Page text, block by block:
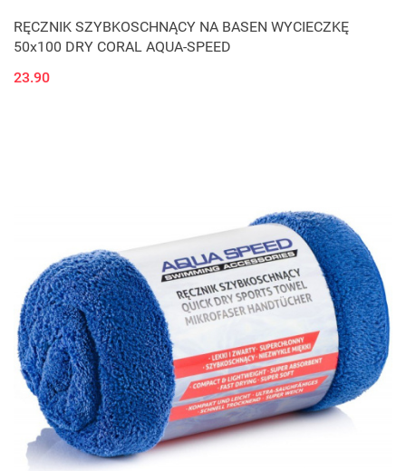
RĘCZNIK SZYBKOSCHNĄCY NA BASEN WYCIECZKĘ
50x100 DRY CORAL AQUA-SPEED
23.90